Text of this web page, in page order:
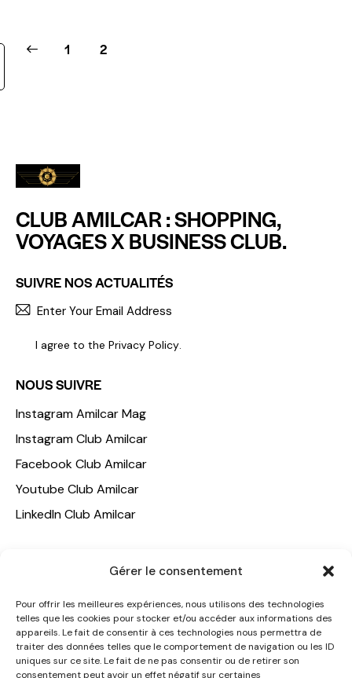
Gérer le consentement
Pour offrir les meilleures expériences, nous utilisons des technologies
telles que les cookies pour stocker et/ou accéder aux informations des
appareils. Le fait de consentir à ces technologies nous permettra de
traiter des données telles que le comportement de navigation ou les ID
uniques sur ce site. Le fait de ne pas consentir ou de retirer son
consentement peut avoir un effet négatif sur certaines
1 2
CLUB AMILCAR : SHOPPING,
VOYAGES X BUSINESS CLUB.
SUIVRE NOS ACTUALITÉS
I agree to the Privacy Policy.
NOUS SUIVRE
Instagram Amilcar Mag
Instagram Club Amilcar
Facebook Club Amilcar
Youtube Club Amilcar
LinkedIn Club Amilcar
AMILCAR TRAVEL CLUB
CLUB AMILCAR, Club d'affaires international
AGENCE MEDIANE